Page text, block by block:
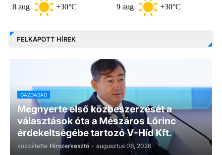
+30°C +30°C
FELKAPOTT HÍREK
GAZDASÁG
Megnyerte első közbeszerzését a
választások óta a Mészáros Lőrinc
érdekeltségébe tartozó V-Híd Kft.
közzétette Hírszerkesztő - augusztus 06, 2026